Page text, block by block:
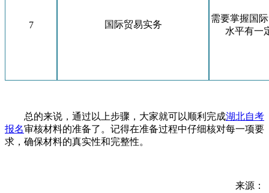
7 国际贸易实务
需要掌握国
水平有一
总的来说，通过以上步骤，大家就可以顺利完成湖北自考
报名审核材料的准备了。记得在准备过程中仔细核对每一项要
求，确保材料的真实性和完整性。
来源：